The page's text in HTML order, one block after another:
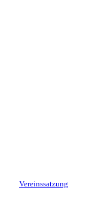
Vereinssatzung